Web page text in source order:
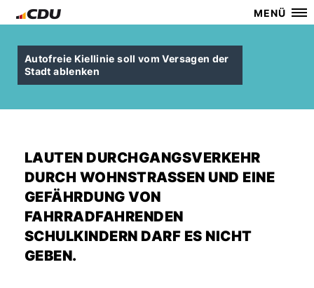
MENÜ
Autofreie Kiellinie soll vom Versagen der
Stadt ablenken
LAUTEN DURCHGANGSVERKEHR
DURCH WOHNSTRASSEN UND EINE G
EFÄHRDUNG VON F
AHRRADFAHRENDEN S
CHULKINDERN DARF ES NICHT G
EBEN.